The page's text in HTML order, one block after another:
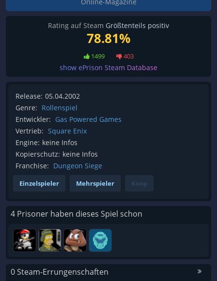
Rating auf Steam Größtenteils positiv
78.81%
1499 403
show ePrison Steam Database
Release: 05.04.2002
Genre: Rollenspiel
Entwickler: Gas Powered Games
Vertrieb: Square Enix
Engine: keine Infos
Kopierschutz: keine Infos
Franchise: Dungeon Siege
Einzelspieler Mehrspieler Koop
4 Prisoner haben dieses Spiel schon
0 Steam-Errungenschaften